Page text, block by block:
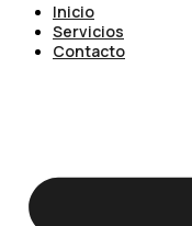
Inicio
Servicios
Contacto